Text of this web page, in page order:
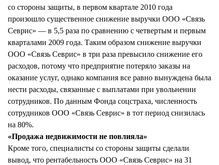
со стороны защиты, в первом квартале 2010 года
произошло существенное снижение выручки ООО «Связь
Севрис» — в 5,5 раза по сравнению с четвертым и первым
кварталами 2009 года. Таким образом снижение выручки
ООО «Связь Севрис» в три раза превысило снижение его
расходов, потому что предприятие потеряло заказы на
оказание услуг, однако компания все равно вынуждена была
нести расходы, связанные с выплатами при увольнении
сотрудников. По данным Фонда соцстраха, численность
сотрудников ООО «Связь Севрис» в тот период снизилась
на 80%.
«Продажа недвижимости не повлияла»
Кроме того, специалисты со стороны защиты сделали
вывод, что рентабельность ООО «Связь Севрис» на 31